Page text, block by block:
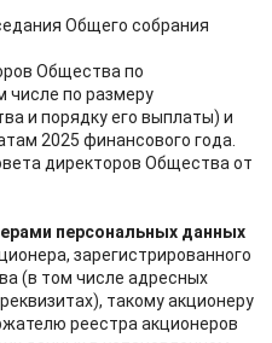
Общего собрания
Общества по
числе по размеру
и порядку его выплаты) и
2025 финансового года.
директоров Общества от
персональных данных
зарегистрированного
(в том числе адресных
такому акционеру
реестра акционеров